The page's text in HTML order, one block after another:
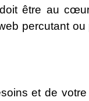
être au
percutant ou
et de